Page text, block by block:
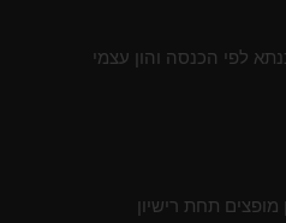
לפי הכנסה והון עצמי
תחת רישיון